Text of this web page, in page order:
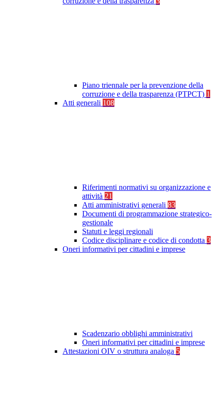
Piano triennale per la prevenzione della
corruzione e della trasparenza (PTPCT) 1
Atti generali 108
Riferimenti normativi su organizzazione e
attività 21
Atti amministrativi generali 83
Documenti di programmazione strategico-
gestionale
Statuti e leggi regionali
Codice disciplinare e codice di condotta 3
Oneri informativi per cittadini e imprese
Scadenzario obblighi amministrativi
Oneri informativi per cittadini e imprese
Attestazioni OIV o struttura analoga 5